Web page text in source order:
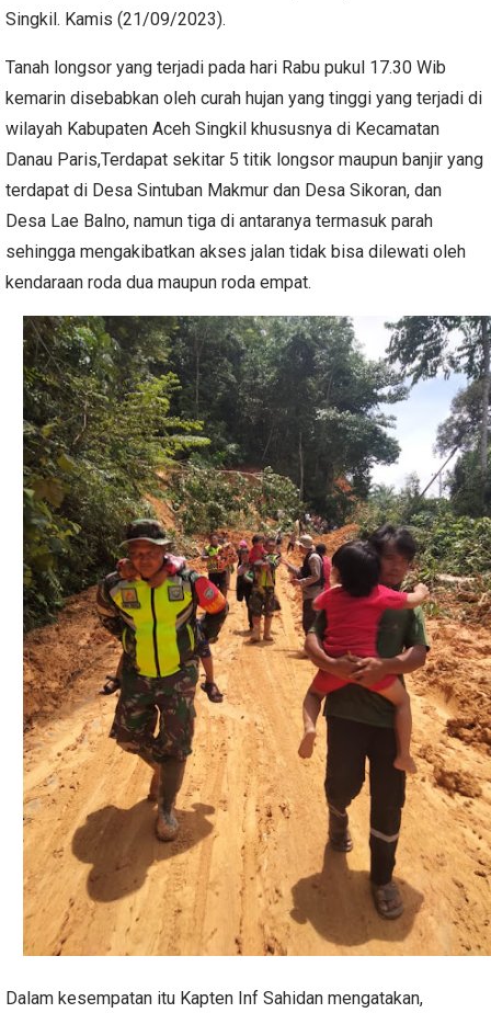
Singkil. Kamis (21/09/2023).
Tanah longsor yang terjadi pada hari Rabu pukul 17.30 Wib
kemarin disebabkan oleh curah hujan yang tinggi yang terjadi di
wilayah Kabupaten Aceh Singkil khususnya di Kecamatan
Danau Paris,Terdapat sekitar 5 titik longsor maupun banjir yang
terdapat di Desa Sintuban Makmur dan Desa Sikoran, dan
Desa Lae Balno, namun tiga di antaranya termasuk parah
sehingga mengakibatkan akses jalan tidak bisa dilewati oleh
kendaraan roda dua maupun roda empat.
Dalam kesempatan itu Kapten Inf Sahidan mengatakan,